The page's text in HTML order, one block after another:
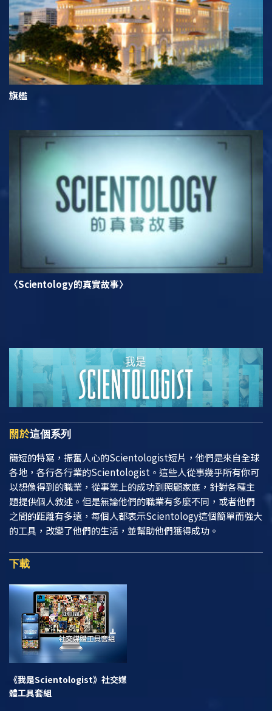
旗艦
〈Scientology的真實故事〉
關於這個系列
簡短的特寫，振奮人心的Scientologist短片，他們是來自全球
各地，各行各行業的Scientologist。這些人從事幾乎所有你可
以想像得到的職業，從事業上的成功到照顧家庭，針對各種主
題提供個人敘述。但是無論他們的職業有多麼不同，或者他們
之間的距離有多遠，每個人都表示Scientology這個簡單而強大
的工具，改變了他們的生活，並幫助他們獲得成功。
下載
《我是Scientologist》 社交媒
體工具套組